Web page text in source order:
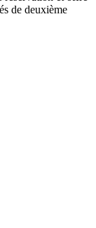
de deuxième